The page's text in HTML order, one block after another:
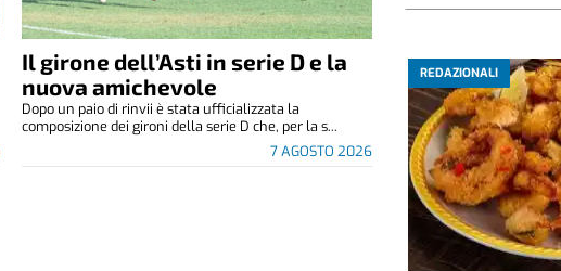
Il girone dell’Asti in serie D e la
nuova amichevole
7 AGOSTO 2026
Dopo un paio di rinvii è stata ufficializzata la
composizione dei gironi della serie D che, per la s...
REDAZIONALI